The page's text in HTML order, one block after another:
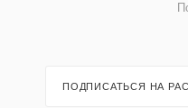
ПОДПИСАТЬСЯ НА